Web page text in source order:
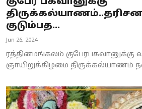
குடும்பத...
Jun 26, 2024
ரத்தினமங்கலம் குபேரபகவானுக்கு
ஞாயிறுக்கிழமை திருக்கல்யாணம்